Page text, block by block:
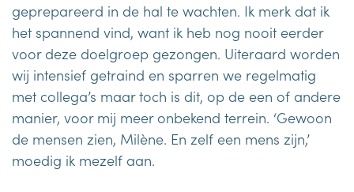
geprepareerd in de hal te wachten. Ik merk dat ik
het spannend vind, want ik heb nog nooit eerder
voor deze doelgroep gezongen. Uiteraard worden
wij intensief getraind en sparren we regelmatig
met collega’s maar toch is dit, op de een of andere
manier, voor mij meer onbekend terrein. ‘Gewoon
de mensen zien, Milène. En zelf een mens zijn,’
moedig ik mezelf aan.